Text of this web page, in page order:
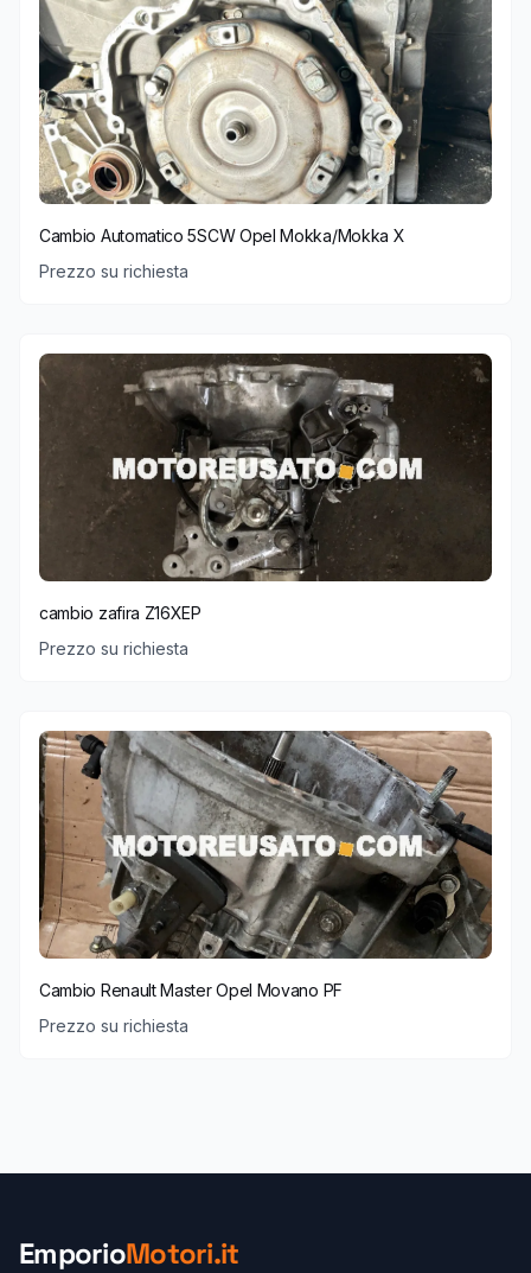
Cambio Automatico 5SCW Opel Mokka/Mokka X
Prezzo su richiesta
cambio zafira Z16XEP
Prezzo su richiesta
Cambio Renault Master Opel Movano PF
Prezzo su richiesta
EmporioMotori.it